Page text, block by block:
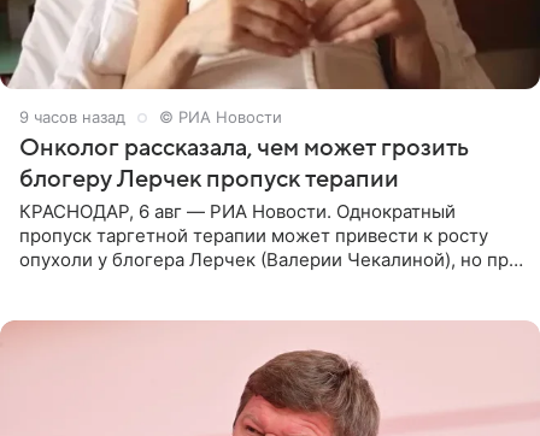
9 часов назад © РИА Новости
Онколог рассказала, чем может грозить
блогеру Лерчек пропуск терапии
КРАСНОДАР, 6 авг — РИА Новости. Однократный
пропуск таргетной терапии может привести к росту
опухоли у блогера Лерчек (Валерии Чекалиной), но при